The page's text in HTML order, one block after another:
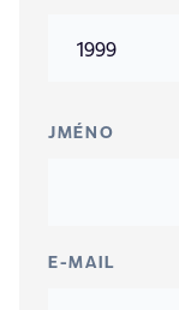
JMÉNO
E-MAIL